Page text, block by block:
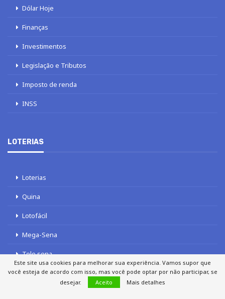
Dólar Hoje
Finanças
Investimentos
Legislação e Tributos
Imposto de renda
INSS
LOTERIAS
Loterias
Quina
Lotofácil
Mega-Sena
Tele sena
Este site usa cookies para melhorar sua experiência. Vamos supor que
você esteja de acordo com isso, mas você pode optar por não participar, se
desejar.
Aceito Mais detalhes